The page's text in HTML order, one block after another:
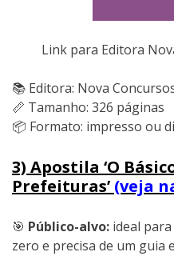
Link para Editora
📚 Editora: Nova
📏 Tamanho: 326 páginas
📦 Formato: impresso ou
3) Apostila ‘O
Prefeituras’ (veja
🎯 Público-alvo: ideal
zero e precisa de um guia